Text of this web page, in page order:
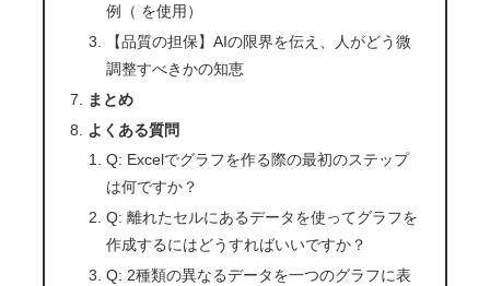
例（ を使用）
【品質の担保】AIの限界を伝え、人がどう微
調整すべきかの知恵
まとめ
よくある質問
Q: Excelでグラフを作る際の最初のステップ
は何ですか？
Q: 離れたセルにあるデータを使ってグラフを
作成するにはどうすればいいですか？
Q: 2種類の異なるデータを一つのグラフに表